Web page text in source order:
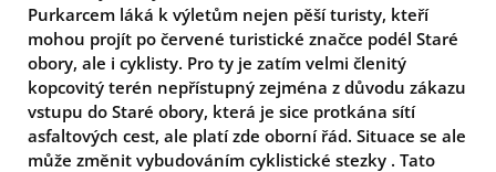
Purkarcem láká k výletům nejen pěší turisty, kteří
mohou projít po červené turistické značce podél Staré
obory, ale i cyklisty. Pro ty je zatím velmi členitý
kopcovitý terén nepřístupný zejména z důvodu zákazu
vstupu do Staré obory, která je sice protkána sítí
asfaltových cest, ale platí zde oborní řád. Situace se ale
může změnit vybudováním cyklistické stezky . Tato